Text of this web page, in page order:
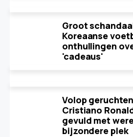
Groot
Koreaanse
onthullingen
'cadeaus'
Volop
Cristiano
gevuld met
bijzondere plek